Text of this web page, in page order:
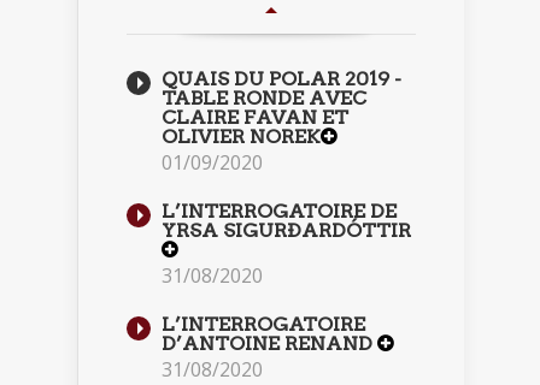
QUAIS DU POLAR 2019 -
TABLE RONDE AVEC
CLAIRE FAVAN ET
OLIVIER NOREK
01/09/2020
L’INTERROGATOIRE DE
YRSA SIGURÐARDÓTTIR
31/08/2020
L’INTERROGATOIRE
D’ANTOINE RENAND
31/08/2020